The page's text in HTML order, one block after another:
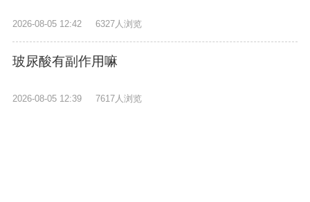
2026-08-05 12:42 6327人浏览
玻尿酸有副作用嘛
2026-08-05 12:39 7617人浏览